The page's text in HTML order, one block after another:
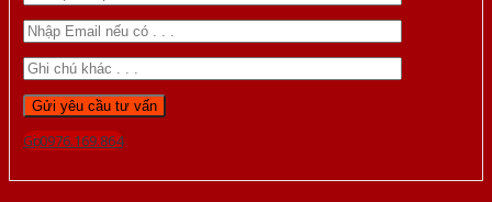
Gọi 0976.169.864